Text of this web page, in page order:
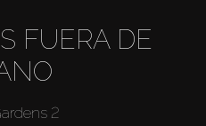
FUERA DE
2